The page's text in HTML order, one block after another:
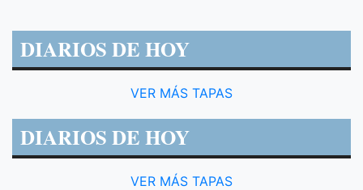
DIARIOS DE HOY
VER MÁS TAPAS
DIARIOS DE HOY
VER MÁS TAPAS